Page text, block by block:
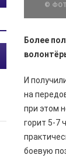
©
Более
И
на
при этом
горит 5-7
боевую